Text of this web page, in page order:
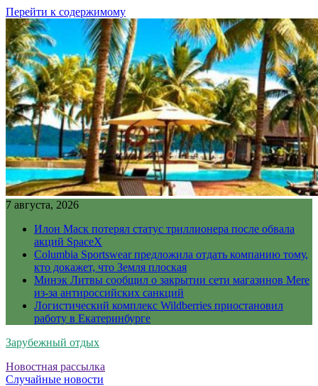
Перейти к содержимому
7 августа, 2026
Илон Маск потерял статус триллионера после обвала
акций SpaceX
Columbia Sportswear предложила отдать компанию тому,
кто докажет, что Земля плоская
Минэк Литвы сообщил о закрытии сети магазинов Mere
из-за антироссийских санкций
Логистический комплекс Wildberries приостановил
работу в Екатеринбурге
Зарубежный отдых
Новостная рассылка
Случайные новости